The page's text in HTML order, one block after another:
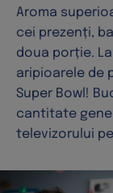
Aroma
cei prezenți,
doua porție.
aripioarele de
Super Bowl!
cantitate
televizorului